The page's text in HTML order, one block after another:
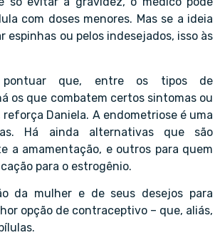
com doses menores. Mas se a ideia
espinhas ou pelos indesejados, isso às
pontuar que, entre os tipos de
os que combatem certos sintomas ou
reforça Daniela. A endometriose é uma
Há ainda alternativas que são
a amamentação, e outros para quem
para o estrogênio.
da mulher e de seus desejos para
opção de contraceptivo – que, aliás,